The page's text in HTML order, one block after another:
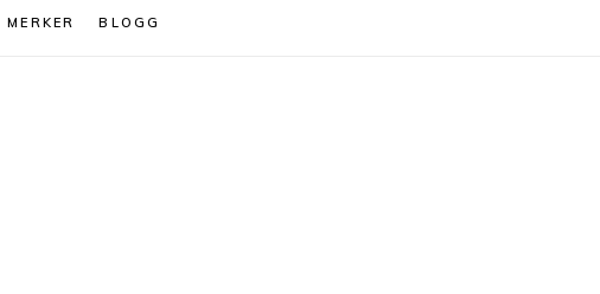
MERKER BLOGG